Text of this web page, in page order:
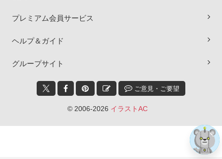
プレミアム会員サービス
ヘルプ＆ガイド
グループサイト
ご意見・ご要望
© 2006-2026 イラストAC